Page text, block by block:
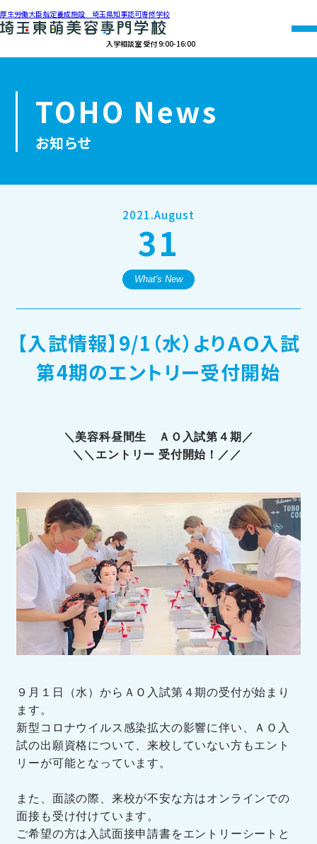
厚生労働大臣指定養成施設 埼玉県知事認可専修学校
入学相談室 受付 9:00-16:00
アクセス 資料請求
学校紹介
学科紹介
オープンキャンパス・個別相談
訪問者別メニュー
TOHOブログ
TOHO News
お知らせ
2021.August
31
What's New
【入試情報】9/1（水）よりＡＯ入試
第4期のエントリー受付開始
＼美容科昼間生 ＡＯ入試第４期／
＼＼エントリー 受付開始！／／
９月１日（水）からＡＯ入試第４期の受付が始まり
ます。
新型コロナウイルス感染拡大の影響に伴い、ＡＯ入
試の出願資格について、来校していない方もエント
リーが可能となっています。
また、面談の際、来校が不安な方はオンラインでの
面接も受け付けています。
ご希望の方は入試面接申請書をエントリーシートと